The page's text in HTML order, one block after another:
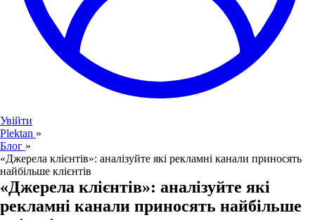
Увійти
Plektan »
Блог »
«Джерела клієнтів»: аналізуйте які рекламні канали приносять
найбільше клієнтів
«Джерела клієнтів»: аналізуйте які
рекламні канали приносять найбільше